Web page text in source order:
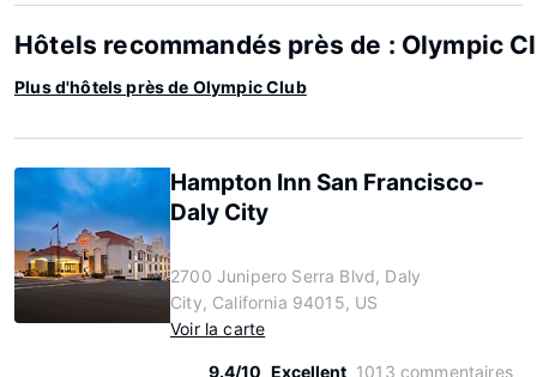
Hôtels recommandés près de : Olympic
Plus d'hôtels près de Olympic Club
Hampton Inn San Francisco-
Daly City
2700 Junipero Serra Blvd, Daly
City, California 94015, US
Voir la carte
9.4/10 Excellent 1013 commentaires